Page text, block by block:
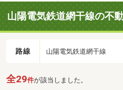
山陽電気鉄道網干線の不
路線 山陽電気鉄道網干線
全29件が該当しました。